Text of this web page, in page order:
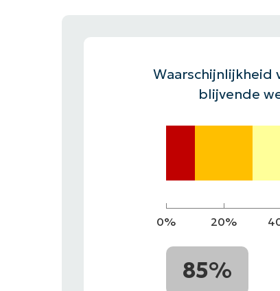
Waarschijnlijkheid
blijvende
0% 20%
85%